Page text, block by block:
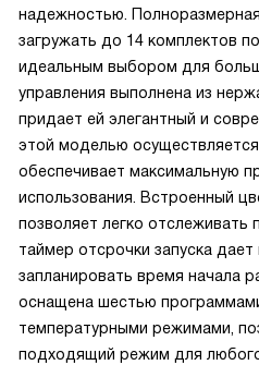
надежностью.
загружать до 14 комплектов
идеальным выбором для
управления выполнена из
придает ей элегантный и
этой моделью
обеспечивает максимальную
использования. Встроенный
позволяет легко
таймер отсрочки запуска
запланировать время начала
оснащена шестью
температурными режимами,
подходящий режим для